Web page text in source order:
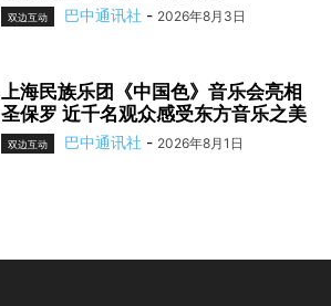
双边互动 巴中通讯社 - 2026年8月3日
上海民族乐团《中国色》音乐会亮相
圣保罗 近千名观众感受东方音乐之美
双边互动 巴中通讯社 - 2026年8月1日